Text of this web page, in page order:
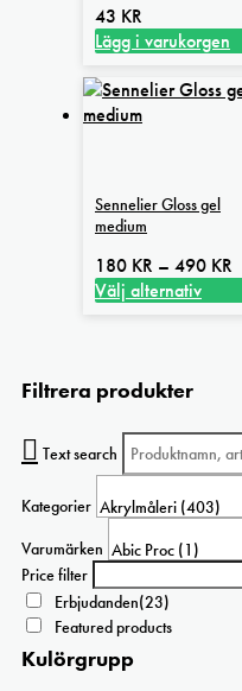
43 KR
Lägg i varukorgen
Sennelier Gloss gel
medium
180 KR – 490 KR
Välj alternativ
har
varianter.
De
alternativen
kan
väljas
på
produktsidan
Filtrera produkter
Text search
Kategorier
Varumärken
Price filter
Erbjudanden(23)
Featured products
Kulörgrupp